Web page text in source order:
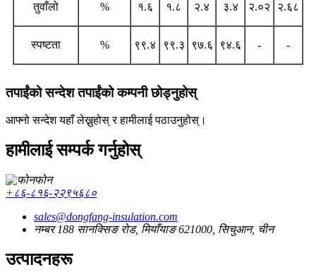
तुवाँलो % १.६ १.८ २.४ ३.४ २.०२ २.६८
स्पष्टता % ९९.४ ९९.३ ९७.६ ९४.६ - -
तपाईंको सन्देश तपाईंको कम्पनी छोड्नुहोस्
आफ्नो सन्देश यहाँ लेख्नुहोस् र हामीलाई पठाउनुहोस्।
हामीलाई सम्पर्क गर्नुहोस्
फोन
+८६-८१६-२२९५६८०
sales@dongfang-insulation.com
नम्बर 188 सानक्सिङ रोड, मियाँयाङ 621000, सिचुआन, चीन
उत्पादनहरू